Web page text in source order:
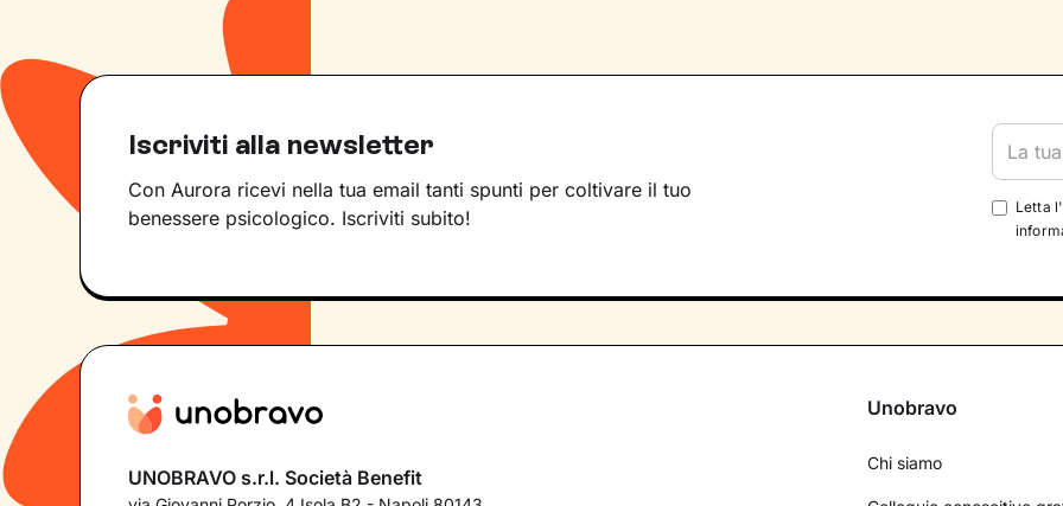
Iscriviti alla newsletter
Con Aurora ricevi nella tua email tanti spunti per coltivare il tuo
benessere psicologico. Iscriviti subito!
Letta l'
UNOBRAVO s.r.l. Società Benefit
Unobravo
Chi siamo